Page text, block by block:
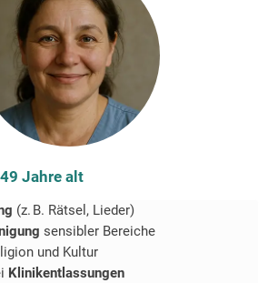
Jahre alt
(z. B. Rätsel, Lieder)
sensibler Bereiche
und Kultur
Klinikentlassungen